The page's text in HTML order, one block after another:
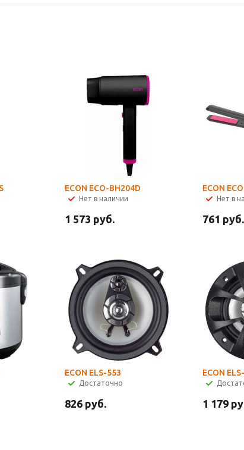
ECON ECO-BH204D
Нет в наличии
1 573 руб.
ECON
Нет в
761 руб.
ECON ELS-553
Достаточно
826 руб.
ECON
1 179